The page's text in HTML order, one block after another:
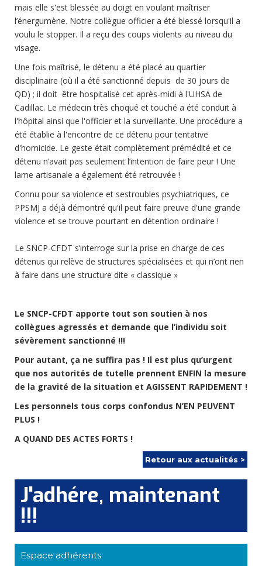
mais elle s'est blessée au doigt en voulant maîtriser
l’énergumène. Notre collègue officier a été blessé lorsqu'il a
voulu le stopper. Il a reçu des coups violents au niveau du
visage.
Une fois maîtrisé, le détenu a été placé au quartier
disciplinaire (où il a été sanctionné depuis de 30 jours de
QD) ; il doit être hospitalisé cet après-midi à l'UHSA de
Cadillac. Le médecin très choqué et touché a été conduit à
l'hôpital ainsi que l'officier et la surveillante. Une procédure a
été établie à l'encontre de ce détenu pour tentative
d'homicide. Le geste était complètement prémédité et ce
détenu n’avait pas seulement l’intention de faire peur ! Une
lame artisanale a également été retrouvée !
Connu pour sa violence et sestroubles psychiatriques, ce
PPSMJ a déjà démontré qu'il peut faire preuve d'une grande
violence et se trouve pourtant en détention ordinaire !
Le SNCP-CFDT s’interroge sur la prise en charge de ces
détenus qui relève de structures spécialisées et qui n’ont rien
à faire dans une structure dite « classique »
Le SNCP-CFDT apporte tout son soutien à nos
collègues agressés et demande que l’individu soit
sévèrement sanctionné !!!
Pour autant, ça ne suffira pas ! Il est plus qu’urgent
que nos autorités de tutelle prennent ENFIN la mesure
de la gravité de la situation et AGISSENT RAPIDEMENT !
Les personnels tous corps confondus N’EN PEUVENT
PLUS !
A QUAND DES ACTES FORTS !
Retour aux actualités >
J'adhére, maintenant
!!!
Espace adhérents